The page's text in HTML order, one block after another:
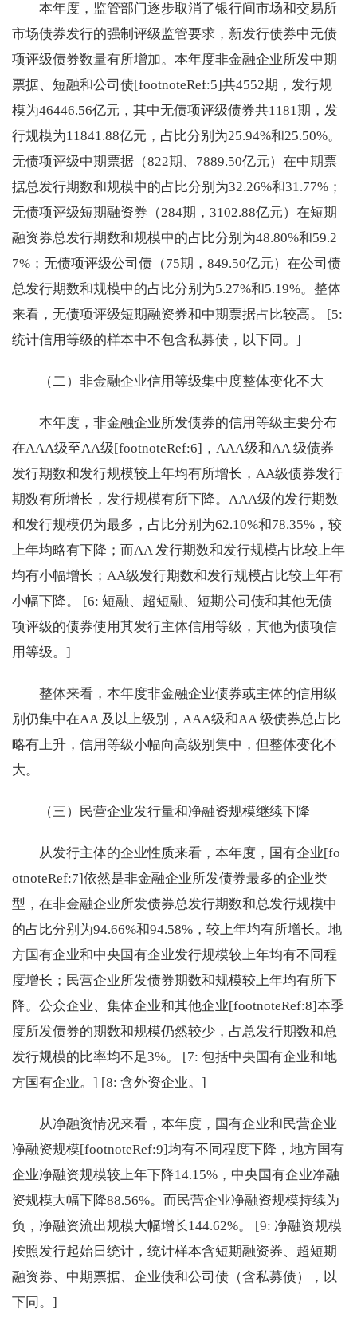
本年度，监管部门逐步取消了银行间市场和交易所
市场债券发行的强制评级监管要求，新发行债券中无债
项评级债券数量有所增加。本年度非金融企业所发中期
票据、短融和公司债[footnoteRef:5]共4552期，发行规
模为46446.56亿元，其中无债项评级债券共1181期，发
行规模为11841.88亿元，占比分别为25.94%和25.50%。
无债项评级中期票据（822期、7889.50亿元）在中期票
据总发行期数和规模中的占比分别为32.26%和31.77%；
无债项评级短期融资券（284期，3102.88亿元）在短期
融资券总发行期数和规模中的占比分别为48.80%和59.2
7%；无债项评级公司债（75期，849.50亿元）在公司债
总发行期数和规模中的占比分别为5.27%和5.19%。整体
来看，无债项评级短期融资券和中期票据占比较高。 [5:
统计信用等级的样本中不包含私募债，以下同。]
（二）非金融企业信用等级集中度整体变化不大
本年度，非金融企业所发债券的信用等级主要分布
在AAA级至AA级[footnoteRef:6]，AAA级和AA 级债券
发行期数和发行规模较上年均有所增长，AA级债券发行
期数有所增长，发行规模有所下降。AAA级的发行期数
和发行规模仍为最多，占比分别为62.10%和78.35%，较
上年均略有下降；而AA 发行期数和发行规模占比较上年
均有小幅增长；AA级发行期数和发行规模占比较上年有
小幅下降。 [6: 短融、超短融、短期公司债和其他无债
项评级的债券使用其发行主体信用等级，其他为债项信
用等级。]
整体来看，本年度非金融企业债券或主体的信用级
别仍集中在AA 及以上级别，AAA级和AA 级债券总占比
略有上升，信用等级小幅向高级别集中，但整体变化不
大。
（三）民营企业发行量和净融资规模继续下降
从发行主体的企业性质来看，本年度，国有企业[fo
otnoteRef:7]依然是非金融企业所发债券最多的企业类
型，在非金融企业所发债券总发行期数和总发行规模中
的占比分别为94.66%和94.58%，较上年均有所增长。地
方国有企业和中央国有企业发行规模较上年均有不同程
度增长；民营企业所发债券期数和规模较上年均有所下
降。公众企业、集体企业和其他企业[footnoteRef:8]本季
度所发债券的期数和规模仍然较少，占总发行期数和总
发行规模的比率均不足3%。 [7: 包括中央国有企业和地
方国有企业。] [8: 含外资企业。]
从净融资情况来看，本年度，国有企业和民营企业
净融资规模[footnoteRef:9]均有不同程度下降，地方国有
企业净融资规模较上年下降14.15%，中央国有企业净融
资规模大幅下降88.56%。而民营企业净融资规模持续为
负，净融资流出规模大幅增长144.62%。 [9: 净融资规模
按照发行起始日统计，统计样本含短期融资券、超短期
融资券、中期票据、企业债和公司债（含私募债），以
下同。]